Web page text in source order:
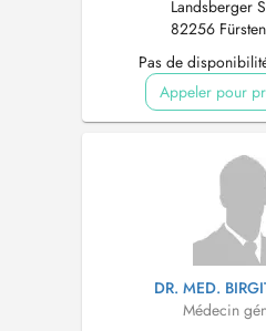
Landsberger
82256
Pas de
Appeler pour
DR. MED.
Médecin